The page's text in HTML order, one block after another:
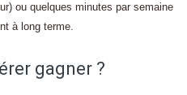
ou quelques minutes par semaine
à long terme.
gagner ?